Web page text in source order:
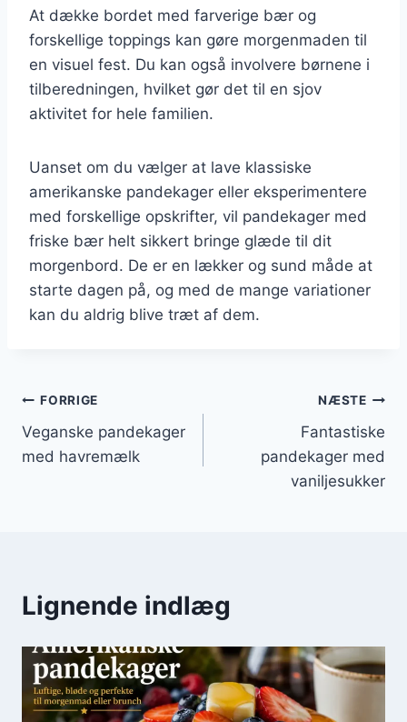
At dække bordet med farverige bær og
forskellige toppings kan gøre morgenmaden til
en visuel fest. Du kan også involvere børnene i
tilberedningen, hvilket gør det til en sjov
aktivitet for hele familien.
Uanset om du vælger at lave klassiske
amerikanske pandekager eller eksperimentere
med forskellige opskrifter, vil pandekager med
friske bær helt sikkert bringe glæde til dit
morgenbord. De er en lækker og sund måde at
starte dagen på, og med de mange variationer
kan du aldrig blive træt af dem.
Indlægsnavigation
FORRIGE
Veganske pandekager
med havremælk
NÆSTE
Fantastiske
pandekager med
vaniljesukker
Lignende indlæg